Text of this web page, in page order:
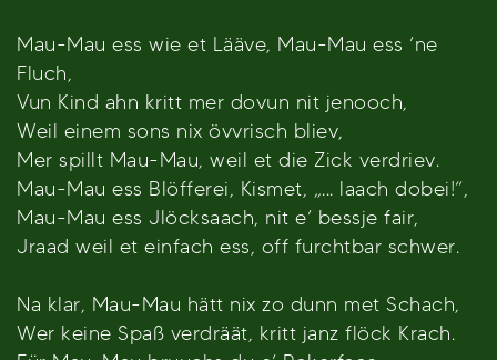
Mau-Mau ess wie et Lääve, Mau-Mau ess ’ne
Fluch,
Vun Kind ahn kritt mer dovun nit jenooch,
Weil einem sons nix övvrisch bliev,
Mer spillt Mau-Mau, weil et die Zick verdriev.
Mau-Mau ess Blöfferei, Kismet, „... laach dobei!“,
Mau-Mau ess Jlöcksaach, nit e’ bessje fair,
Jraad weil et einfach ess, off furchtbar schwer.
Na klar, Mau-Mau hätt nix zo dunn met Schach,
Wer keine Spaß verdräät, kritt janz flöck Krach.